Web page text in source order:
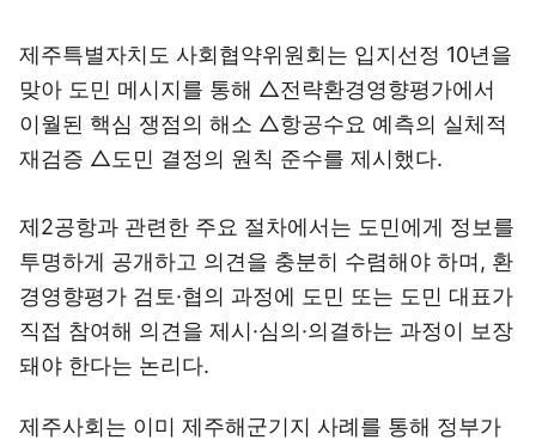
제주특별자치도 사회협약위원회는 입지선정 10년을
맞아 도민 메시지를 통해 △전략환경영향평가에서
이월된 핵심 쟁점의 해소 △항공수요 예측의 실체적
재검증 △도민 결정의 원칙 준수를 제시했다.
제2공항과 관련한 주요 절차에서는 도민에게 정보를
투명하게 공개하고 의견을 충분히 수렴해야 하며, 환
경영향평가 검토·협의 과정에 도민 또는 도민 대표가
직접 참여해 의견을 제시·심의·의결하는 과정이 보장
돼야 한다는 논리다.
제주사회는 이미 제주해군기지 사례를 통해 정부가